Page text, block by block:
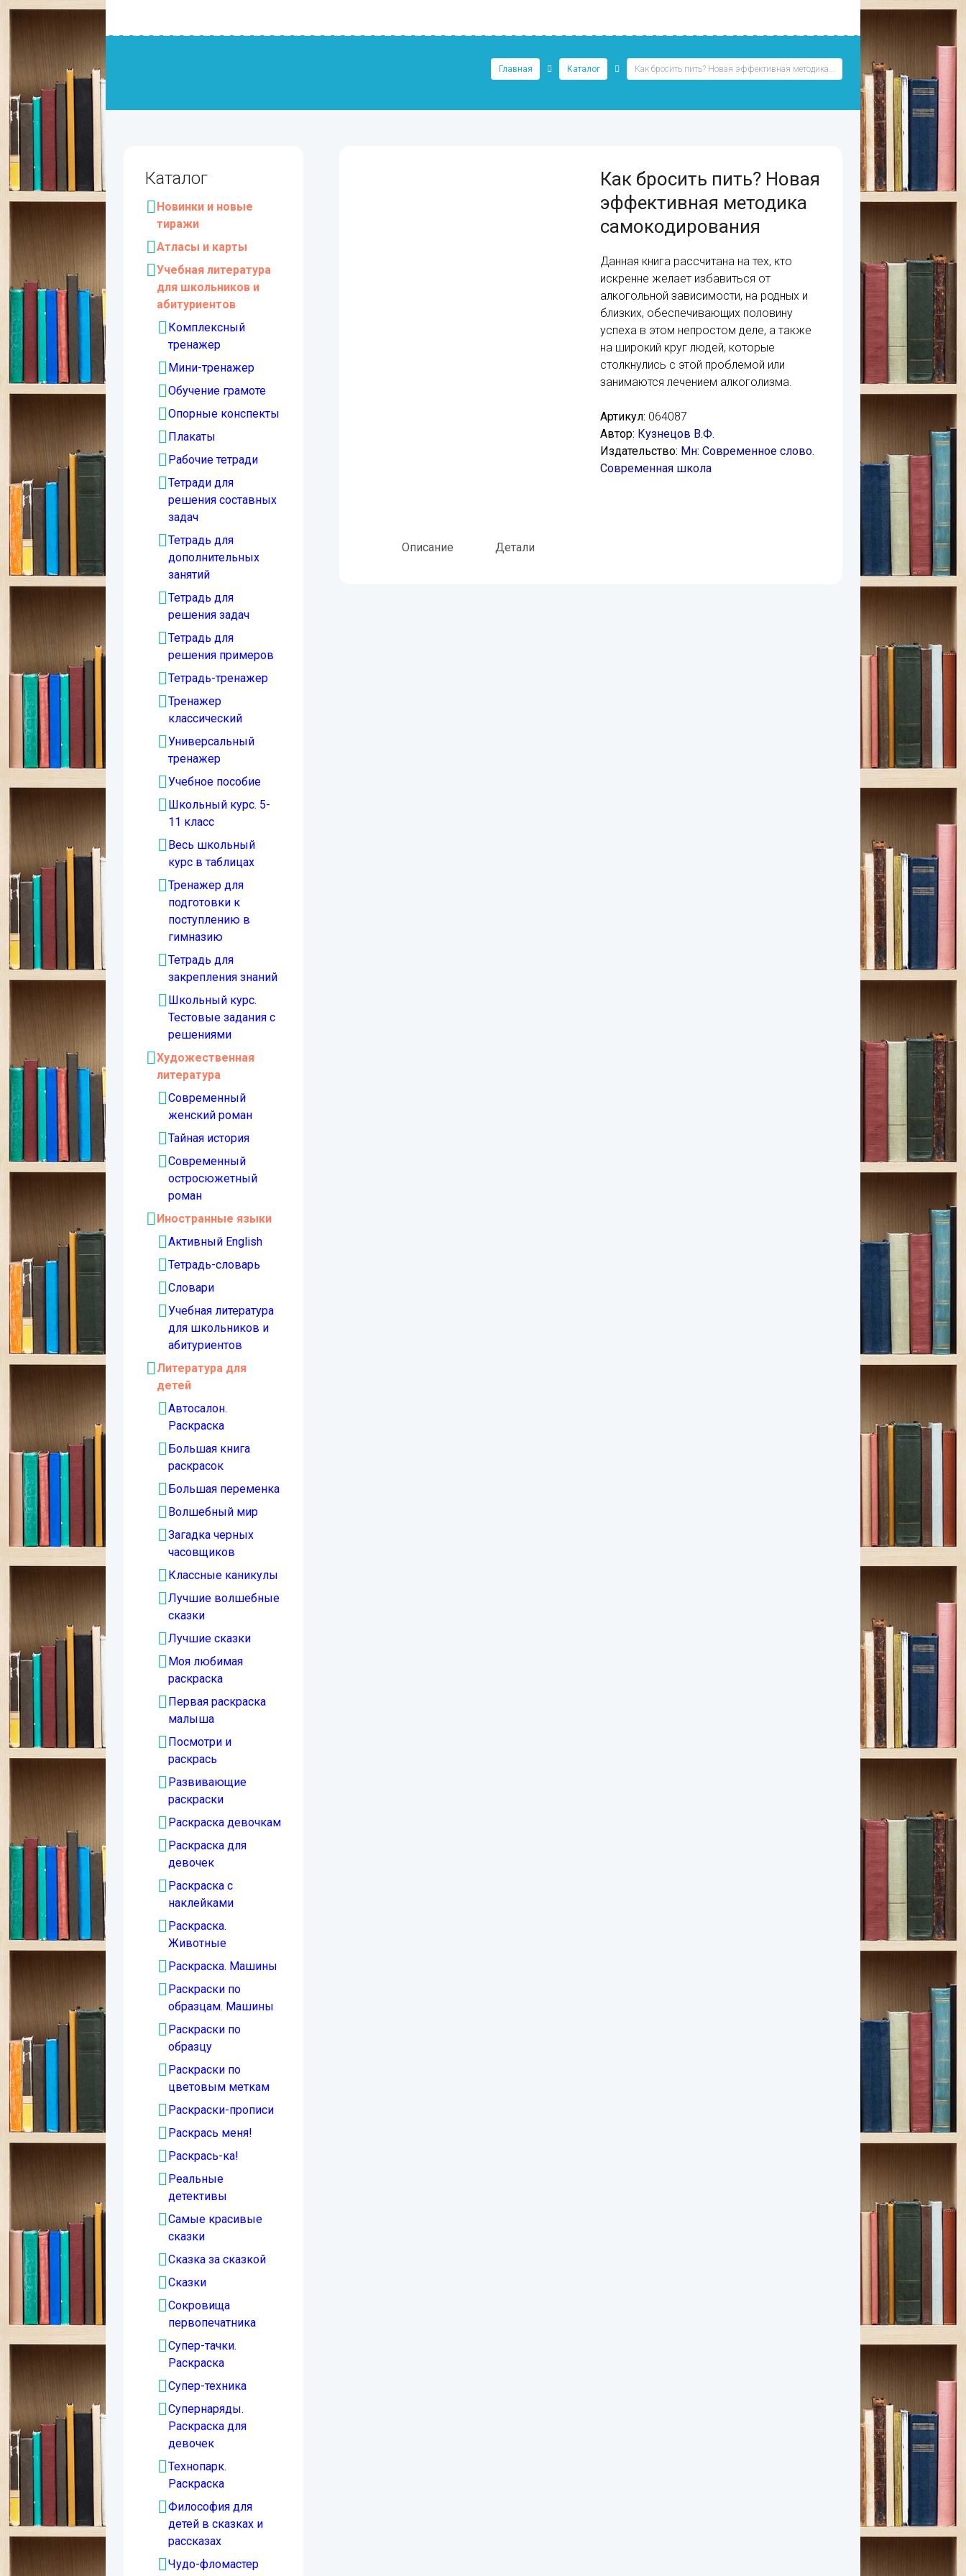
Главная Каталог Как бросить пить? Новая эффективная методика...
Как бросить пить? Новая
эффективная методика
самокодирования
Данная книга рассчитана на тех, кто
искренне желает избавиться от
алкогольной зависимости, на родных и
близких, обеспечивающих половину
успеха в этом непростом деле, а также
на широкий круг людей, которые
столкнулись с этой проблемой или
занимаются лечением алкоголизма.
Артикул: 064087
Автор: Кузнецов В.Ф.
Издательство: Мн: Современное слово.
Современная школа
Описание Детали
Каталог
Новинки и новые
тиражи
Атласы и карты
Учебная литература
для школьников и
абитуриентов
Комплексный
тренажер
Мини-тренажер
Обучение грамоте
Опорные конспекты
Плакаты
Рабочие тетради
Тетради для
решения составных
задач
Тетрадь для
дополнительных
занятий
Тетрадь для
решения задач
Тетрадь для
решения примеров
Тетрадь-тренажер
Тренажер
классический
Универсальный
тренажер
Учебное пособие
Школьный курс. 5-
11 класс
Весь школьный
курс в таблицах
Тренажер для
подготовки к
поступлению в
гимназию
Тетрадь для
закрепления знаний
Школьный курс.
Тестовые задания с
решениями
Художественная
литература
Современный
женский роман
Тайная история
Современный
остросюжетный
роман
Иностранные языки
Активный English
Тетрадь-словарь
Словари
Учебная литература
для школьников и
абитуриентов
Литература для
детей
Автосалон.
Раскраска
Большая книга
раскрасок
Большая переменка
Волшебный мир
Загадка черных
часовщиков
Классные каникулы
Лучшие волшебные
сказки
Лучшие сказки
Моя любимая
раскраска
Первая раскраска
малыша
Посмотри и
раскрась
Развивающие
раскраски
Раскраска девочкам
Раскраска для
девочек
Раскраска с
наклейками
Раскраска.
Животные
Раскраска. Машины
Раскраски по
образцам. Машины
Раскраски по
образцу
Раскраски по
цветовым меткам
Раскраски-прописи
Раскрась меня!
Раскрась-ка!
Реальные
детективы
Самые красивые
сказки
Сказка за сказкой
Сказки
Сокровища
первопечатника
Супер-тачки.
Раскраска
Супер-техника
Супернаряды.
Раскраска для
девочек
Технопарк.
Раскраска
Философия для
детей в сказках и
рассказах
Чудо-фломастер